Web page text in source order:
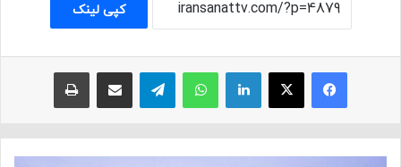
کپی لینک
فیسبوک ایکس لینکداین واتس آپ تلگرام